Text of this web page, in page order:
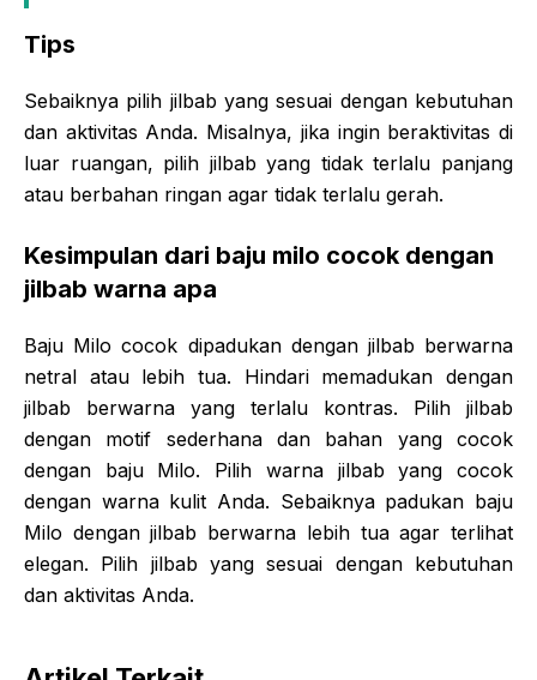
Tips
Sebaiknya pilih jilbab yang sesuai dengan kebutuhan
dan aktivitas Anda. Misalnya, jika ingin beraktivitas di
luar ruangan, pilih jilbab yang tidak terlalu panjang
atau berbahan ringan agar tidak terlalu gerah.
Kesimpulan dari baju milo cocok dengan
jilbab warna apa
Baju Milo cocok dipadukan dengan jilbab berwarna
netral atau lebih tua. Hindari memadukan dengan
jilbab berwarna yang terlalu kontras. Pilih jilbab
dengan motif sederhana dan bahan yang cocok
dengan baju Milo. Pilih warna jilbab yang cocok
dengan warna kulit Anda. Sebaiknya padukan baju
Milo dengan jilbab berwarna lebih tua agar terlihat
elegan. Pilih jilbab yang sesuai dengan kebutuhan
dan aktivitas Anda.